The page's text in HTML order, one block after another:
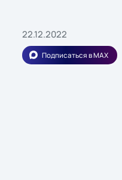
22.12.2022
Подписаться в MAX